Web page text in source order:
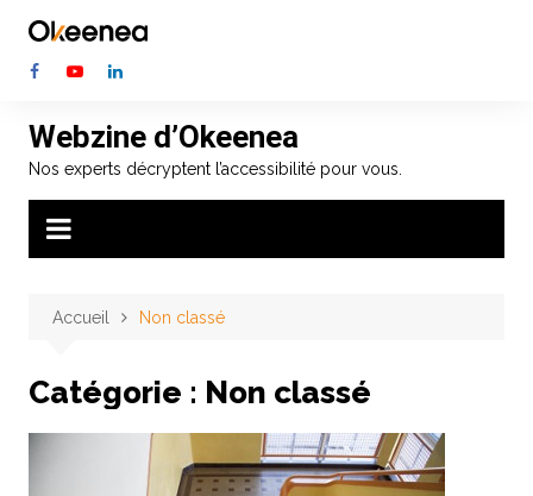
contenu
Webzine d’Okeenea
Nos experts décryptent l’accessibilité pour vous.
Accueil Non classé
Catégorie : Non classé